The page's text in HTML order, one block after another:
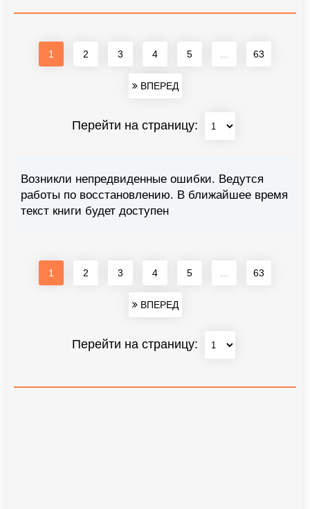
1 2 3 4 5 63
ВПЕРЕД
Перейти на страницу:
Возникли непредвиденные ошибки. Ведутся
работы по восстановлению. В ближайшее время
текст книги будет доступен
1 2 3 4 5 63
ВПЕРЕД
Перейти на страницу: